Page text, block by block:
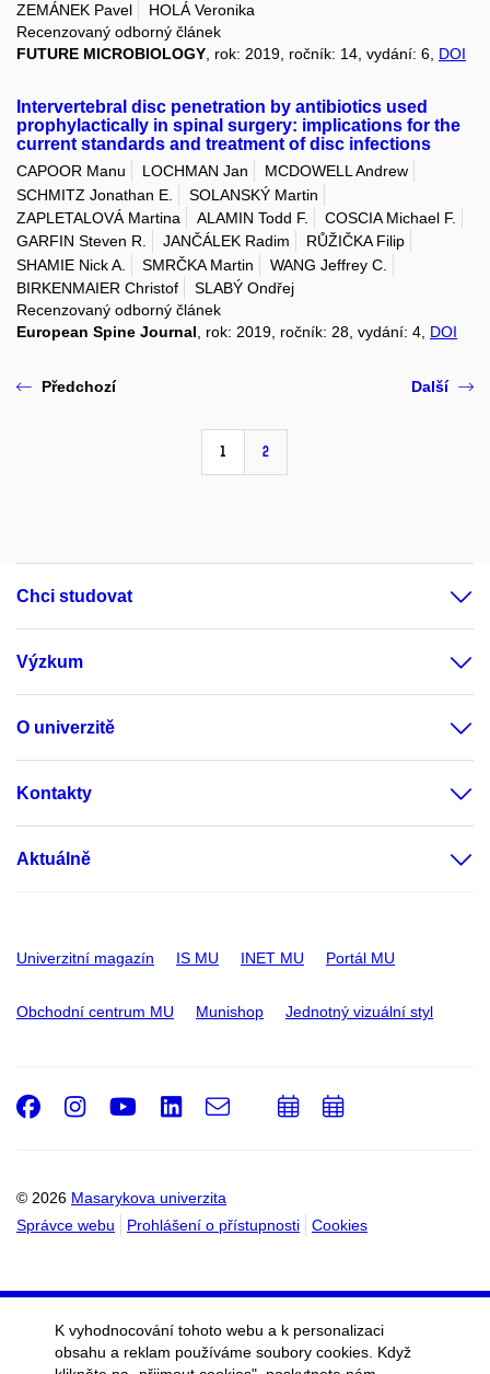
ZEMÁNEK Pavel
HOLÁ Veronika
Recenzovaný odborný článek
FUTURE MICROBIOLOGY , rok: 2019, ročník: 14, vydání: 6, DOI
Intervertebral disc penetration by antibiotics used
prophylactically in spinal surgery: implications for the
current standards and treatment of disc infections
CAPOOR Manu LOCHMAN Jan
MCDOWELL Andrew
SCHMITZ Jonathan E.
SOLANSKÝ Martin
ZAPLETALOVÁ Martina
ALAMIN Todd F.
COSCIA Michael F.
GARFIN Steven R.
JANČÁLEK Radim
RŮŽIČKA Filip
SHAMIE Nick A.
SMRČKA Martin
WANG Jeffrey C.
BIRKENMAIER Christof
SLABÝ Ondřej
Recenzovaný odborný článek
European Spine Journal , rok: 2019, ročník: 28, vydání: 4, DOI
Předchozí
1 2
Další
Chci studovat
Výzkum
O univerzitě
Kontakty
Aktuálně
Univerzitní magazín IS MU INET MU Portál MU
Obchodní centrum MU Munishop Jednotný vizuální styl
© 2026 Masarykova univerzita
Správce webu
Prohlášení o přístupnosti Cookies
Facebook
Instagram
Youtube
LinkedIn
e-
Email
PřidatPřidat
K vyhodnocování tohoto webu a k personalizaci
obsahu a reklam používáme soubory cookies. Když